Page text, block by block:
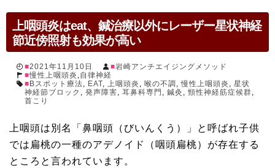
上咽頭炎はeat、鍼治療以外にレーザー星状神経
節近傍照射も効果が高い
2021年11月10日
岩崎アンチエイジングメソッド
慢性上咽頭炎 ,自律神経
Bスポット療法, EAT, 上咽頭炎 , 喉の不調 ,慢性上咽頭炎 , 星状
神経節ブロック , 発声障害, 耳鼻科専門 , 鍼灸 , 頸性神経筋症候群,
首こり
上咽頭は別名「鼻咽頭（びいんくう）」と呼ばれ子供
では扁桃の一種のアデノイド（咽頭扁桃）が存在する
ところと言われています。